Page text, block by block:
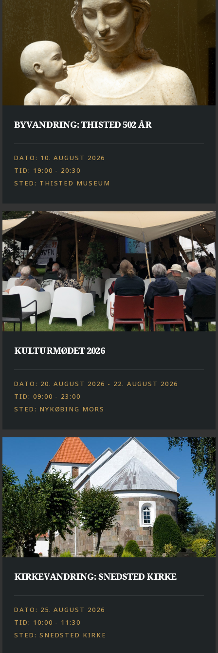
BYVANDRING: THISTED 502 ÅR
DATO: 10. AUGUST 2026
TID: 19:00 - 20:30
STED: THISTED MUSEUM
KULTURMØDET 2026
DATO: 20. AUGUST 2026 - 22. AUGUST 2026
TID: 09:00 - 23:00
STED: NYKØBING MORS
KIRKEVANDRING: SNEDSTED KIRKE
DATO: 25. AUGUST 2026
TID: 10:00 - 11:30
STED: SNEDSTED KIRKE